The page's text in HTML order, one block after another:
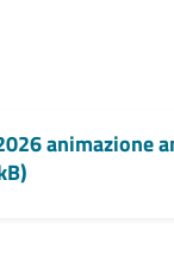
animazione